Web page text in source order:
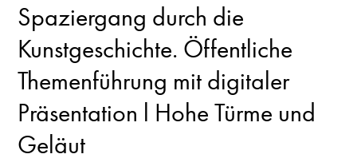
Spaziergang durch die
Kunstgeschichte. Öffentliche
Themenführung mit digitaler
Präsentation l Hohe Türme und
Geläut